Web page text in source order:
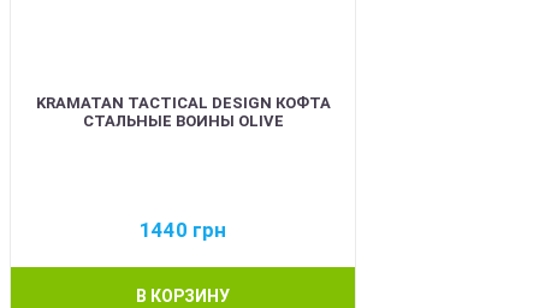
KRAMATAN TACTICAL DESIGN КОФТА
СТАЛЬНЫЕ ВОИНЫ OLIVE
1440 грн
В КОРЗИНУ